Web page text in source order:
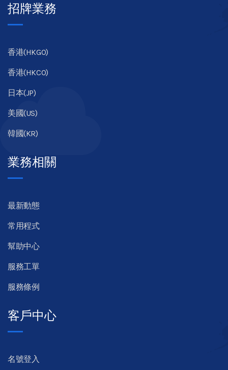
招牌業務
香港(HKGO)
香港(HKCO)
日本(JP)
美國(US)
韓國(KR)
業務相關
最新動態
常用程式
幫助中心
服務工單
服務條例
客戶中心
名號登入